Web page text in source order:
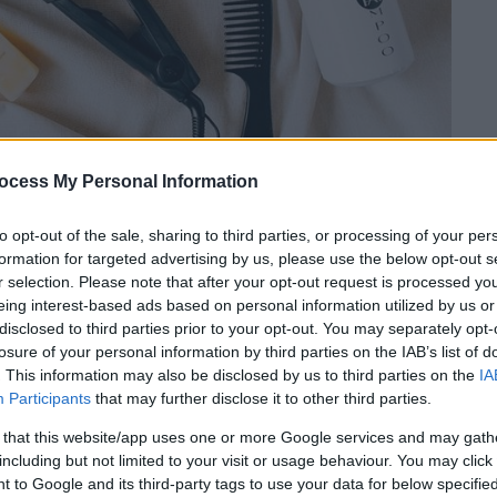
My Personal Information
opt-out of the sale, sharing to third parties, or processing of your
for targeted advertising by us, please use the below opt-out
selection. Please note that after your opt-out request is processed
interest-based ads based on personal information utilized by us
to third parties prior to your opt-out. You may separately
of your personal information by third parties on the IAB’s list of
This information may also be disclosed by us to third parties on the
Participants that may further disclose it to other third parties.
that this website/app uses one or more Google services and may
but not limited to your visit or usage behaviour. You may
to Google and its third-party tags to use your data for below
το ΕΘΝΟΣ στη Google
μαλλιώνμπορεί να αυξάνει σημαντικά τον
στις γυναίκες που τα χρησιμοποιούν
επιστημονική έρευνα, η πρώτη που
Γουάιτ του Εθνικού Ινστιτούτου